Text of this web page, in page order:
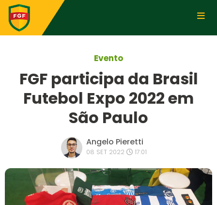
Evento
FGF participa da Brasil
Futebol Expo 2022 em
São Paulo
Angelo Pieretti
08 SET 2022 17:01